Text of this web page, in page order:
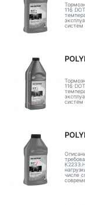
116
систем
116
систем
числе